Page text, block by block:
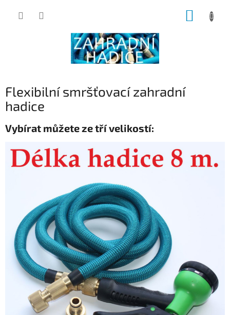
Flexibilní smršťovací zahradní
hadice
Vybírat můžete ze tří velikostí: